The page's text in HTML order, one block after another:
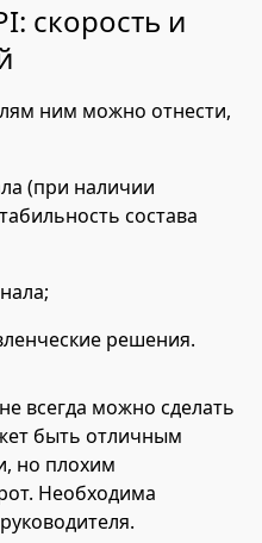
скорость и
ним можно отнести,
(при наличии
состава
решения.
всегда можно сделать
быть отличным
но плохим
Необходима